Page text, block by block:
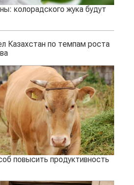
колорадского жука будут
Казахстан по темпам роста
повысить продуктивность